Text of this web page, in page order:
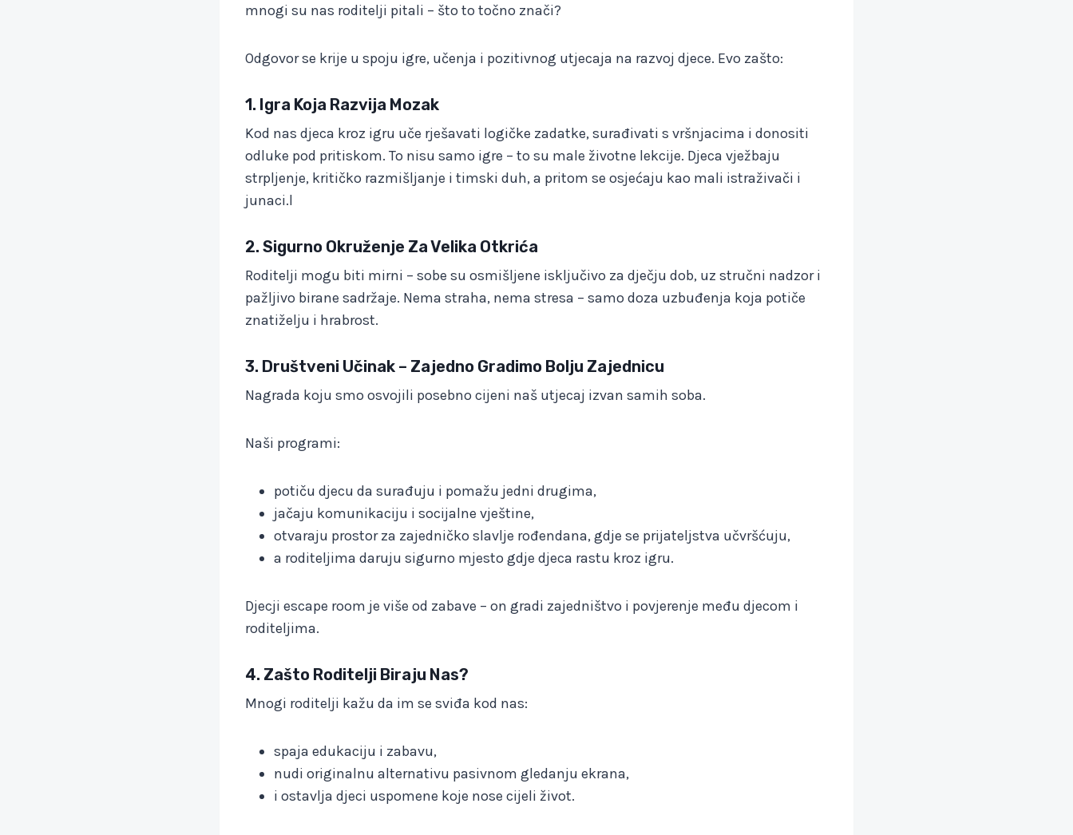
mnogi su nas roditelji pitali – što to točno znači?
Odgovor se krije u spoju igre, učenja i pozitivnog utjecaja na razvoj djece. Evo zašto:
1. Igra Koja Razvija Mozak
Kod nas djeca kroz igru uče rješavati logičke zadatke, surađivati s vršnjacima i donositi
odluke pod pritiskom. To nisu samo igre – to su male životne lekcije. Djeca vježbaju
strpljenje, kritičko razmišljanje i timski duh, a pritom se osjećaju kao mali istraživači i
junaci.l
2. Sigurno Okruženje Za Velika Otkrića
Roditelji mogu biti mirni – sobe su osmišljene isključivo za dječju dob, uz stručni nadzor i
pažljivo birane sadržaje. Nema straha, nema stresa – samo doza uzbuđenja koja potiče
znatiželju i hrabrost.
3. Društveni Učinak – Zajedno Gradimo Bolju Zajednicu
Nagrada koju smo osvojili posebno cijeni naš utjecaj izvan samih soba.
Naši programi:
potiču djecu da surađuju i pomažu jedni drugima,
jačaju komunikaciju i socijalne vještine,
otvaraju prostor za zajedničko slavlje rođendana, gdje se prijateljstva učvršćuju,
a roditeljima daruju sigurno mjesto gdje djeca rastu kroz igru.
Djecji escape room je više od zabave – on gradi zajedništvo i povjerenje među djecom i
roditeljima.
4. Zašto Roditelji Biraju Nas?
Mnogi roditelji kažu da im se sviđa kod nas:
spaja edukaciju i zabavu,
nudi originalnu alternativu pasivnom gledanju ekrana,
i ostavlja djeci uspomene koje nose cijeli život.